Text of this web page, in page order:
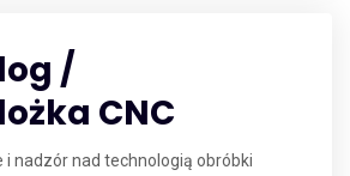
/
CNC
i nadzór nad technologią obróbki